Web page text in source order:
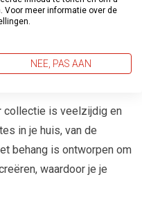
door de
collectie is veelzijdig en
in je huis, van de
behang is ontworpen om
waardoor je je
Voor meer informatie over de
NEE, PAS AAN